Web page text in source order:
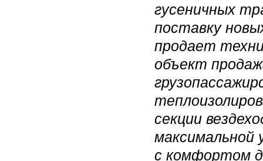
гусеничных
поставку
продает
объект
секции
максимальной
с комфортом